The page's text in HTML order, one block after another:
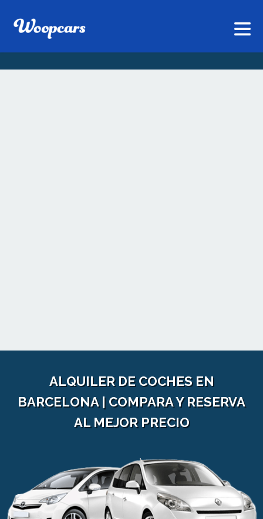
ALQUILER DE COCHES EN
BARCELONA | COMPARA Y RESERVA
AL MEJOR PRECIO